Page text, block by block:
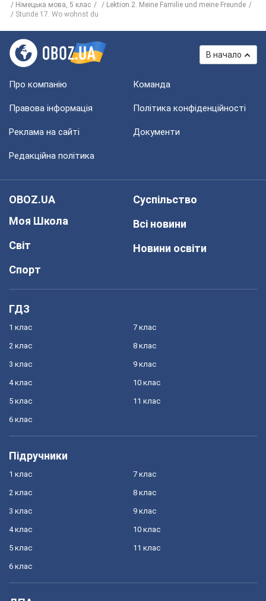
Нiмецька мова, 5 клас
Lektion 2. Meine Familie und meine Freunde
Stunde 17. Wo wohnst du
В начало
Про компанію Команда
Правова інформація Політика конфіденційності
Реклама на сайті Документи
Редакційна політика
OBOZ.UA
Моя Школа
Світ
Спорт
Суспільство
Всі новини
Новини освіти
ГДЗ
1 клас
2 клас
3 клас
4 клас
5 клас
6 клас
7 клас
8 клас
9 клас
10 клас
11 клас
Підручники
1 клас
2 клас
3 клас
4 клас
5 клас
6 клас
7 клас
8 клас
9 клас
10 клас
11 клас